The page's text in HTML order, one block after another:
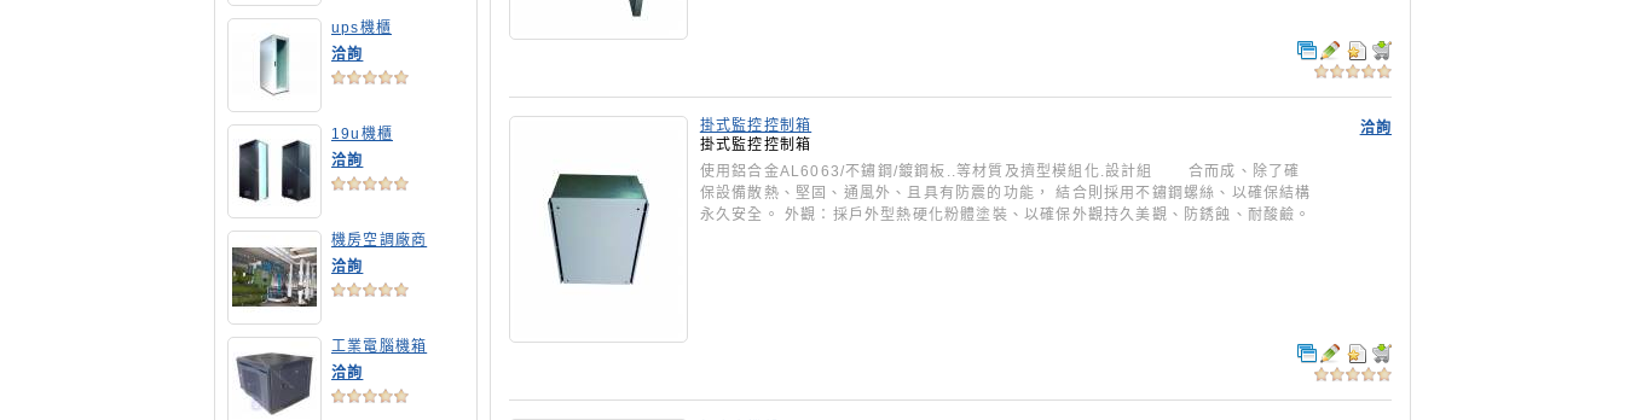
ups機櫃
洽詢
19u機櫃
洽詢
機房空調廠商
洽詢
工業電腦機箱
洽詢
洽詢
掛式監控控制箱
掛式監控控制箱
使用鋁合金AL6063/不鏽鋼/鍍鋼板..等材質及擠型模組化.設計組 合而成、除了確
保設備散熱、堅固、通風外、且具有防震的功能， 結合則採用不鏽鋼螺絲、以確保結構
永久安全。 外觀：採戶外型熱硬化粉體塗裝、以確保外觀持久美觀、防銹蝕、耐酸鹼。